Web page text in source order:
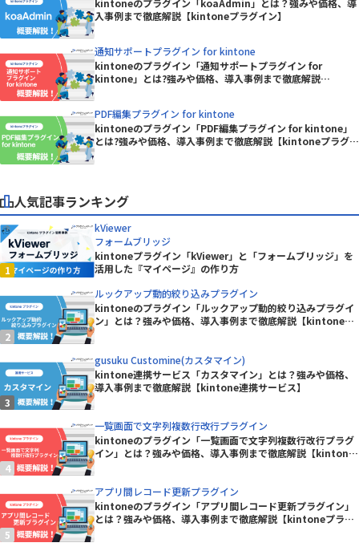
入事例まで徹底解説【kintoneプラグイン】
通知サポートプラグイン for kintone
kintoneのプラグイン「通知サポートプラグイン for
kintone」とは?強みや価格、導入事例まで徹底解説
PDF編集プラグイン for kintone
kintoneのプラグイン「PDF編集プラグイン for kintone」
とは?強みや価格、導入事例まで徹底解説【kintoneプラグイ
人気記事ランキング
kViewer
フォームブリッジ
kintoneプラグイン「kViewer」と「フォームブリッジ」を
活用した『マイページ』の作り方
ルックアップ動的絞り込みプラグイン
kintoneのプラグイン「ルックアップ動的絞り込みプラグイ
ン」とは？強みや価格、導入事例まで徹底解説【kintoneプ
gusuku Customine(カスタマイン)
kintone連携サービス「カスタマイン」とは？強みや価格、
導入事例まで徹底解説【kintone連携サービス】
一覧画面で文字列複数行改行プラグイン
kintoneのプラグイン「一覧画面で文字列複数行改行プラグ
イン」とは？強みや価格、導入事例まで徹底解説【kintone
アプリ間レコード更新プラグイン
kintoneのプラグイン「アプリ間レコード更新プラグイン」
とは？強みや価格、導入事例まで徹底解説【kintoneプラグ